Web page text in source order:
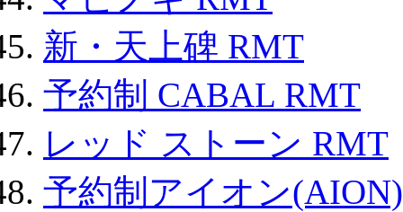
新・天上碑 RMT
予約制 CABAL RMT
レッド ストーン RMT
予約制アイオン